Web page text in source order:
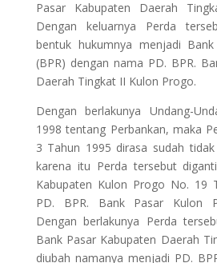
Pasar Kabupaten Daerah
Dengan keluarnya Perda
bentuk hukumnya menjadi
(BPR) dengan nama PD. BPR.
Daerah Tingkat II Kulon Progo.
Dengan berlakunya Undang-
1998 tentang Perbankan, maka
3 Tahun 1995 dirasa sudah
karena itu Perda tersebut
Kabupaten Kulon Progo No. 19
PD. BPR. Bank Pasar Kulon
Dengan berlakunya Perda
Bank Pasar Kabupaten Daerah
diubah namanya menjadi PD.